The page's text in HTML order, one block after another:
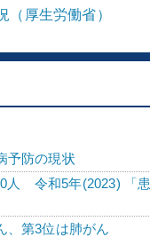
厚生労働省）
予防の現状
人 令和5年(2023) 「患
、第3位は肺がん